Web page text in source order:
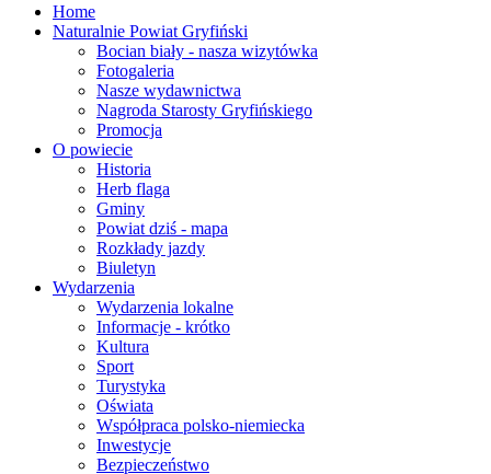
Home
Naturalnie Powiat Gryfiński
Bocian biały - nasza wizytówka
Fotogaleria
Nasze wydawnictwa
Nagroda Starosty Gryfińskiego
Promocja
O powiecie
Historia
Herb flaga
Gminy
Powiat dziś - mapa
Rozkłady jazdy
Biuletyn
Wydarzenia
Wydarzenia lokalne
Informacje - krótko
Kultura
Sport
Turystyka
Oświata
Współpraca polsko-niemiecka
Inwestycje
Bezpieczeństwo